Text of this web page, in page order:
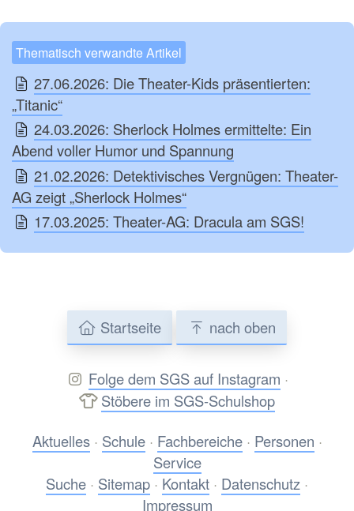
Thematisch verwandte Artikel
27.06.2026: Die Theater-Kids präsentierten:
„Titanic“
24.03.2026: Sherlock Holmes ermittelte: Ein
Abend voller Humor und Spannung
21.02.2026: Detektivisches Vergnügen: Theater-
AG zeigt „Sherlock Holmes“
17.03.2025: Theater-AG: Dracula am SGS!
Startseite nach oben
Folge dem SGS auf Instagram ·
Stöbere im SGS-Schulshop
Aktuelles· Schule· Fachbereiche· Personen ·
Service
Suche · Sitemap · Kontakt · Datenschutz ·
Impressum